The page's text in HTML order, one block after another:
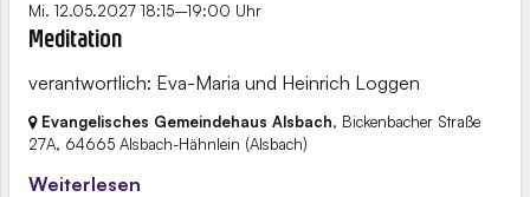
Mi. 12.05.2027 18:15–19:00 Uhr
Meditation
verantwortlich: Eva-Maria und Heinrich Loggen
Evangelisches Gemeindehaus Alsbach, Bickenbacher Straße
27A, 64665 Alsbach-Hähnlein (Alsbach)
Weiterlesen